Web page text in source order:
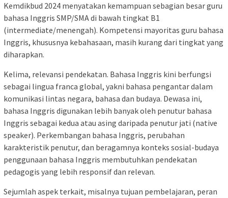
Kemdikbud 2024 menyatakan kemampuan sebagian besar guru
bahasa Inggris SMP/SMA di bawah tingkat B1
(intermediate/menengah). Kompetensi mayoritas guru bahasa
Inggris, khususnya kebahasaan, masih kurang dari tingkat yang
diharapkan.
Kelima, relevansi pendekatan. Bahasa Inggris kini berfungsi
sebagai lingua franca global, yakni bahasa pengantar dalam
komunikasi lintas negara, bahasa dan budaya. Dewasa ini,
bahasa Inggris digunakan lebih banyak oleh penutur bahasa
Inggris sebagai kedua atau asing daripada penutur jati (native
speaker). Perkembangan bahasa Inggris, perubahan
karakteristik penutur, dan beragamnya konteks sosial-budaya
penggunaan bahasa Inggris membutuhkan pendekatan
pedagogis yang lebih responsif dan relevan.
Sejumlah aspek terkait, misalnya tujuan pembelajaran, peran